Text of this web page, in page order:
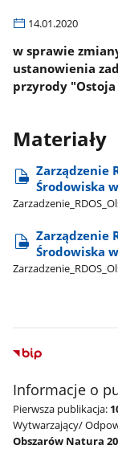
14.01.2020
w sprawie
ustanowienia
przyrody "Ostoja
Materiały
Zarządzenie
Środowiska
Zarządzenie
Środowiska
Informacje o
Pierwsza publikacja:
Wytwarzający/
Obszarów Natura